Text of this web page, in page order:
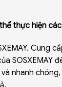
thực hiện
Cung
SOSXEMAY
nhanh chóng,